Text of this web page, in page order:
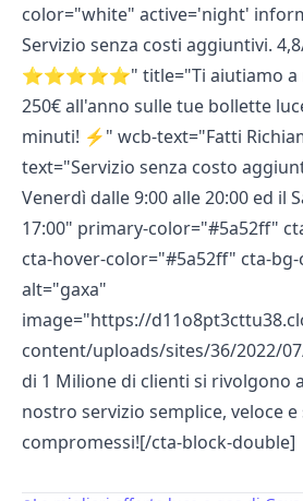
color="white" active='night'
Servizio senza costi aggiuntivi.
⭐⭐⭐⭐⭐" title="Ti aiutiamo a
250€ all'anno sulle tue bollette
minuti! ⚡️" wcb-text="Fatti
text="Servizio senza costo
Venerdì dalle 9:00 alle 20:00 ed il
17:00" primary-color="#5a52ff"
cta-hover-color="#5a52ff" cta-
alt="gaxa"
image="https://
content/uploads/sites/36/2022/
di 1 Milione di clienti si rivolgono
nostro servizio semplice, veloce e
compromessi![/cta-block-double]